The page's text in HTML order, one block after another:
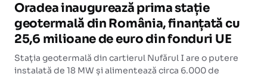
Oradea inaugurează prima stație
geotermală din România, finanțată cu
25,6 milioane de euro din fonduri UE
Stația geotermală din cartierul Nufărul I are o putere
instalată de 18 MW și alimentează circa 6.000 de